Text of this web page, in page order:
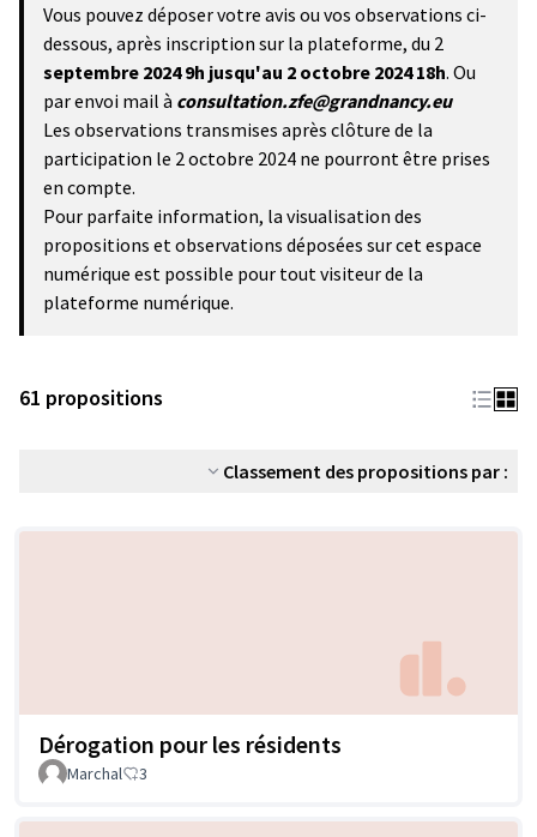
Vous pouvez déposer votre avis ou vos observations ci-
dessous, après inscription sur la plateforme, du 2
septembre 2024 9h jusqu'au 2 octobre 2024 18h. Ou
par envoi mail à consultation.zfe@grandnancy.eu
Les observations transmises après clôture de la
participation le 2 octobre 2024 ne pourront être prises
en compte.
Pour parfaite information, la visualisation des
propositions et observations déposées sur cet espace
numérique est possible pour tout visiteur de la
plateforme numérique.
61 propositions
Classement des propositions par :
Dérogation pour les résidents
Marchal 3